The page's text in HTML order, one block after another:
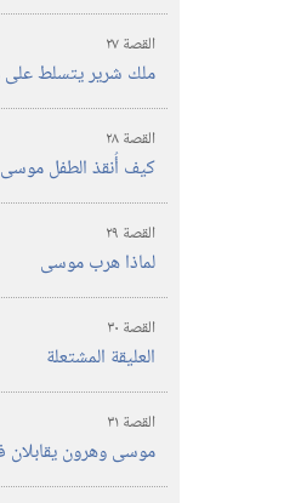
القصة ٢٧
ملك شرير يتسلط
القصة ٢٨
كيف أُنقذ الطفل موسى
القصة ٢٩
لماذا هرب موسى
القصة ٣٠
العليقة المشتعلة
القصة ٣١
موسى وهرون يقابلان